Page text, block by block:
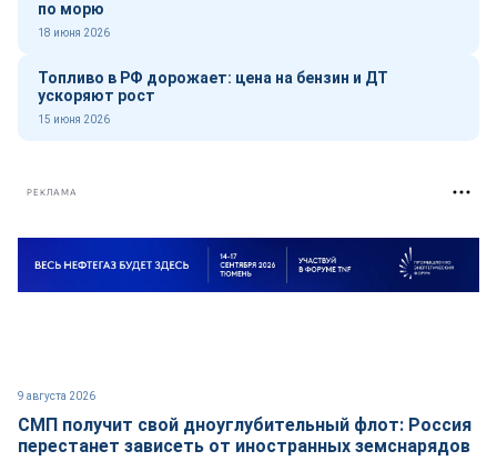
по морю
18 июня 2026
Топливо в РФ дорожает: цена на бензин и ДТ
ускоряют рост
15 июня 2026
РЕКЛАМА
9 августа 2026
СМП получит свой дноуглубительный флот: Россия
перестанет зависеть от иностранных земснарядов